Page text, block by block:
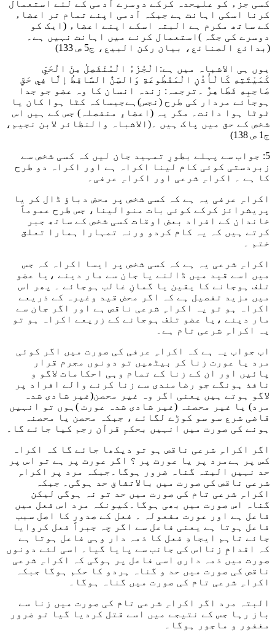
کسی جزء کو علیحدہ کرکے دوسرے آدمی کے لئے استعمال
کرنا اسکی اہانت ہے جبکہ آدمی اپنے تمام تر اعضاء
کے ساتھ مکرم ہے البتہ اسکے اپنے اعضاء (ایک کو
دوسرے کی جگہ )استعمال کرنے میں اہانت نہیں ہے۔
(بدائع الصنائع، بیان رکن البیع، ج5 ص 133)
یوں ہی الاشباہ میں ہے:الْجُزْءُ الْمُنْفَصِلُ مِنْ الْحَيِّ
كَمَيْتَتِهِ كَالْأُذُنِ الْمَقْطُوعَةِ وَالسِّنُّ السَّاقِطُ إلَّا فِي حَقِّ
صَاحِبِهِ فَطَاهِرٌ ۔ترجمہ: زندہ انسان کا وہ عضو جو جدا
ہوجائے مردار کی طرح (نجس)ہےجیساکہ کٹا ہوا کان یا
ٹوٹا ہوا دانت۔ مگر یہ (اعضاءِ منفصلہ) جس کے ہیں اس
شخص کے حق میں پاک ہیں ۔(الاشباہ والنظائر لابن نجیم،
ج1 ص 138)
5: جواب سے پہلے بطورِ تمہید جان لیں کہ کسی شخص سے
زبردستی کوئی کام لینا اکراہ ہے اور اکراہ دو طرح
کا ہے ۔ اکراہِ شرعی اور اکراہِ عرفی۔
اکراہِ عرفی یہ ہے کہ کسی شخص پر محض دباؤ ڈال کر یا
پریشرائز کرکے کوئی بات منوالینا، جس طرح عموماً
خاندان کے افراد بعض اوقات کسی شخص کے ساتھ جبر
کرتے ہیں کہ یہ کام کردو ورنہ تمہارا ہمارا تعلق
ختم ۔
اکراہِ شرعی یہ ہے کہ کسی شخص پر ایسا اکراہ کہ جس
میں اسے قید میں ڈالنے یا جان سے مار دینے ،یا عضو
تلف ہوجانے کا یقین یا گمانِ غالب ہوجائے ۔ پھر اس
میں مزید تفصیل ہے کہ اگر محض قید وغیرہ کے ذریعے
اکراہ ہو تو یہ اکراہِ شرعی ناقص ہے اور اگر جان سے
مار دینے ،یا عضو تلف ہوجانے کے زریعے اکراہ ہو تو
یہ اکراہِ شرعی تام ہے۔
اب جواب یہ ہے کہ اکراہِ عرفی کی صورت میں اگر کوئی
مرد یا عورت زنا کر بیٹھیں تو دونوں مجرم قرار
پائیں اور ان کے زنا کے تمام وہی احکامات لاگو و
نافذ ہونگے جو رضامندی سے زنا کرنے والے افراد پر
لاگو ہوتے ہیں یعنی اگر وہ غیر محصن(غیر شادی شدہ
مرد) یا غیر محصنہ (غیر شادی شدہ عورت )ہوں تو انہیں
قاضی شرع سو سو کوڑے لگائے ، جبکہ محصن یا محصنہ
ہونے کی صورت میں انہیں بحکمِ قرآن رجم کیا جائے گا۔
اگر اکراہِ شرعی ناقص ہو تو دیکھا جائے گا کہ اکراہ
کس پر ہےمرد پر یا عورت پر ؟ اگر عورت پر ہے تو اس پر
حد نہیں البتہ گناہ ضرور ہوگا۔جبکہ مرد پر اکراہِ
شرعی ناقص کی صورت میں بالاتفاق حد ہوگی۔ جبکہ
اکراہِ شرعی تام کی صورت میں حد تو نہ ہوگی لیکن
گناہ اس صورت میں بھی ہوگا۔کیونکہ مرد اس فعل میں
فاعل ہے اور عورت مفعولہ ۔ فعل کے صدور کا اصل سبب
فاعل ہوتا ہے یعنی فاعل سے اگر چہ جبراً فعل کروایا
جائے تاہم ایجادِ فعل کا ذمہ دار وہی فاعل ہوتا ہے
کہ اقدامِ زنااس کی جانب سے پایا گیا۔ اسی لئے دونوں
صورت میں ذمہ داری اسی فاعل پر ہوگی کہ اکراہِ شرعی
ناقص کی صورت میں حد و گناہ ہردو کا حکم ہوگا جبکہ
اکراہِ شرعی تام کی صورت میں گناہ ہوگا۔
البتہ مرد اگر اکراہِ شرعی تام کی صورت میں زنا سے
باز رہا جس کے نتیجے میں اسے قتل کردیا گیا تو ضرور
مغفور و ماجور ہوگا۔